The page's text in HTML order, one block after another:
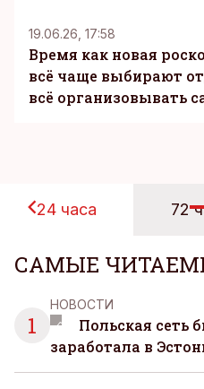
19.06.26, 17:58
Время как новая
всё чаще выбирают
всё организовывать
24 часа 72
САМЫЕ
1
НОВОСТИ
Польская сеть
заработала в